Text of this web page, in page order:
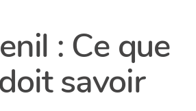
: Ce que
savoir